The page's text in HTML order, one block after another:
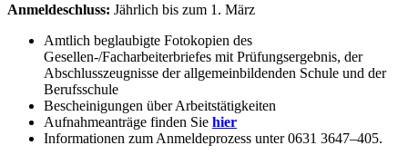
Anmeldeschluss: Jährlich bis zum 1. März
Amtlich beglaubigte Fotokopien des
Gesellen-/Facharbeiterbriefes mit Prüfungsergebnis, der
Abschlusszeugnisse derallgemeinbildenden Schule und der
Berufsschule
Bescheinigungen über Arbeitstätigkeiten
Aufnahmeanträge finden Sie hier
Informationen zum Anmeldeprozess unter 0631 3647–405.